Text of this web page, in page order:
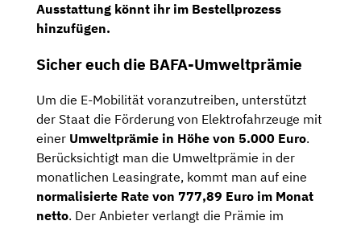
Ausstattung könnt ihr im Bestellprozess
hinzufügen.
Sicher euch die BAFA-Umweltprämie
Um die E-Mobilität voranzutreiben, unterstützt
der Staat die Förderung von Elektrofahrzeuge mit
einer Umweltprämie in Höhe von 5.000 Euro.
Berücksichtigt man die Umweltprämie in der
monatlichen Leasingrate, kommt man auf eine
normalisierte Rate von 777,89 Euro im Monat
netto. Der Anbieter verlangt die Prämie im